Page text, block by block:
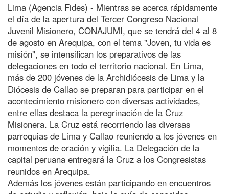
Lima (Agencia Fides) - Mientras se acerca rápidamente
el día de la apertura del Tercer Congreso Nacional
Juvenil Misionero, CONAJUMI, que se tendrá del 4 al 8
de agosto en Arequipa, con el tema "Joven, tu vida es
misión", se intensifican los preparativos de las
delegaciones en todo el territorio nacional. En Lima,
más de 200 jóvenes de la Archidiócesis de Lima y la
Diócesis de Callao se preparan para participar en el
acontecimiento misionero con diversas actividades,
entre ellas destaca la peregrinación de la Cruz
Misionera. La Cruz está recorriendo las diversas
parroquias de Lima y Callao reuniendo a los jóvenes en
momentos de oración y vigilia. La Delegación de la
capital peruana entregará la Cruz a los Congresistas
reunidos en Arequipa.
Además los jóvenes están participando en encuentros